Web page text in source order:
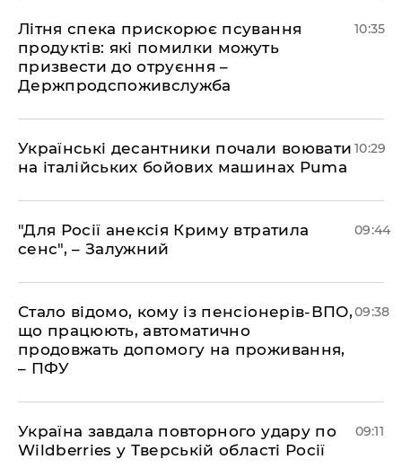
Літня спека прискорює псування
продуктів: які помилки можуть
призвести до отруєння –
Держпродспоживслужба
10:35
Українські десантники почали воювати
на італійських бойових машинах Puma
10:29
"Для Росії анексія Криму втратила
сенс", – Залужний
09:44
Стало відомо, кому із пенсіонерів-ВПО,
що працюють, автоматично
продовжать допомогу на проживання,
– ПФУ
09:38
Україна завдала повторного удару по
Wildberries у Тверській області Росії
09:11